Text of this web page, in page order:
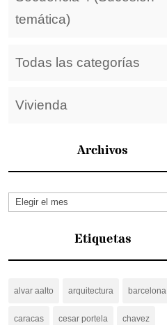
temática)
Todas las categorías
Vivienda
Archivos
Archivos
Etiquetas
alvar aalto arquitectura barcelona
caracas cesar portela chavez